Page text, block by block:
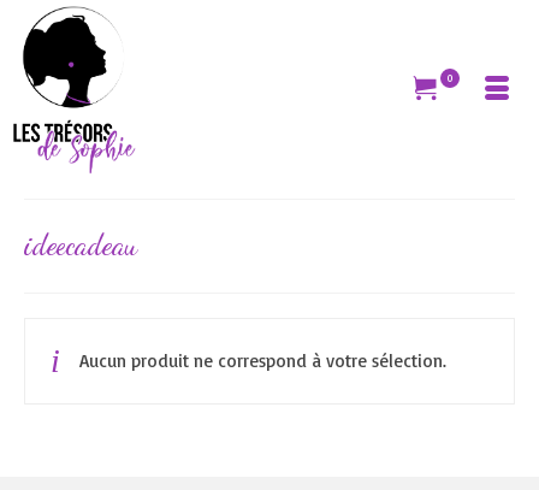
0
ideecadeau
Aucun produit ne correspond à votre sélection.